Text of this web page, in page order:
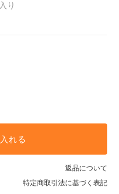
り
れる
返品について
特定商取引法に基づく表記